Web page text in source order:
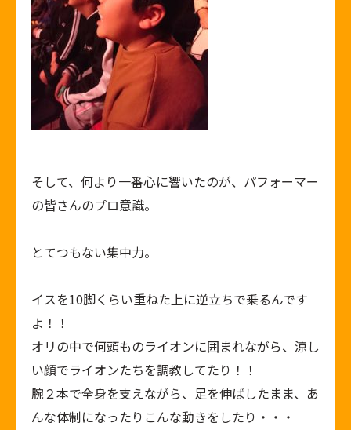
そして、何より一番心に響いたのが、パフォーマー
の皆さんのプロ意識。
とてつもない集中力。
イスを10脚くらい重ねた上に逆立ちで乗るんです
よ！！
オリの中で何頭ものライオンに囲まれながら、涼し
い顔でライオンたちを調教してたり！！
腕２本で全身を支えながら、足を伸ばしたまま、あ
んな体制になったりこんな動きをしたり・・・